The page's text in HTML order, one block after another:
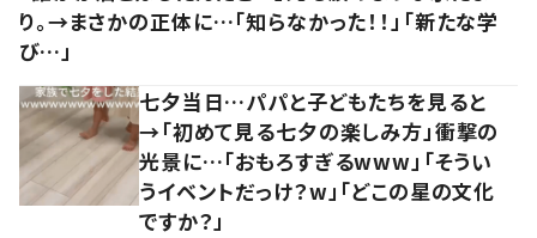
り。→まさかの正体に…「知らなかった！！」「新たな学
び…」
七夕当日…パパと子どもたちを見ると
→「初めて見る七夕の楽しみ方」衝撃の
光景に…「おもろすぎるwww」「そうい
うイベントだっけ？w」「どこの星の文化
ですか？」